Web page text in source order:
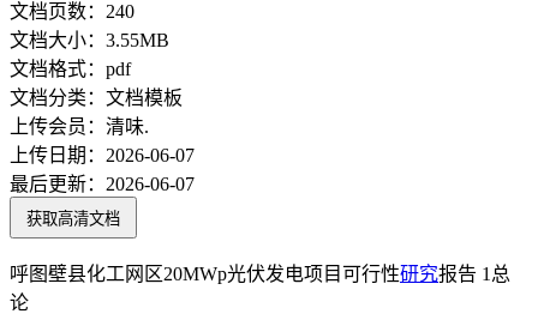
文档页数： 240
文档大小： 3.55MB
文档格式： pdf
文档分类： 文档模板
上传会员： 清味.
上传日期： 2026-06-07
最后更新： 2026-06-07
获取高清文档
呼图壁县化工网区20MWp光伏发电项目可行性研究报告 1总
论